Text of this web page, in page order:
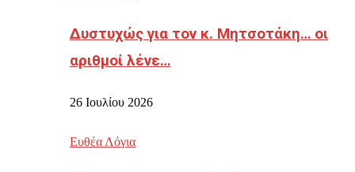
Δυστυχώς για τον κ. Μητσοτάκη… οι
αριθμοί λένε…
26 Ιουλίου 2026
Ευθέα Λόγια